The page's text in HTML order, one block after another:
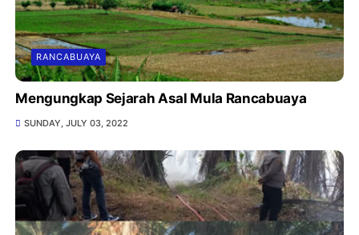
RANCABUAYA
Mengungkap Sejarah Asal Mula Rancabuaya
SUNDAY, JULY 03, 2022